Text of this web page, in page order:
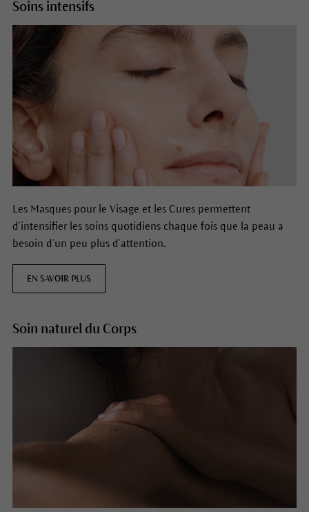
Soins intensifs
Les Masques pour le Visage et les Cures permettent
d’intensifier les soins quotidiens chaque fois que la peau a
besoin d’un peu plus d’attention.
EN SAVOIR PLUS
Soin naturel du Corps